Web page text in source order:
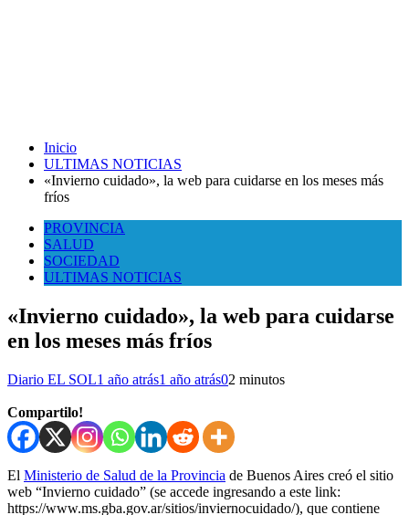
Inicio
ULTIMAS NOTICIAS
«Invierno cuidado», la web para cuidarse en los meses más
fríos
PROVINCIA
SALUD
SOCIEDAD
ULTIMAS NOTICIAS
«Invierno cuidado», la web para cuidarse
en los meses más fríos
Diario EL SOL1 año atrás1 año atrás02 minutos
Compartilo!
El Ministerio de Salud de la Provincia de Buenos Aires creó el sitio
web “Invierno cuidado” (se accede ingresando a este link:
https://www.ms.gba.gov.ar/sitios/inviernocuidado/), que contiene